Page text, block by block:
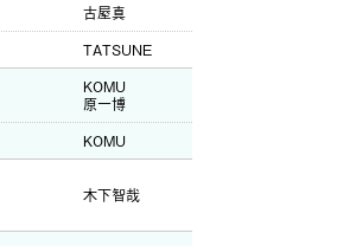
古屋真
TATSUNE
KOMU
原一博
KOMU
木下智哉